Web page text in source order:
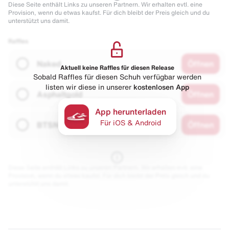
Diese Seite enthält Links zu unseren Partnern. Wir erhalten evtl. eine
Provision, wenn du etwas kaufst. Für dich bleibt der Preis gleich und du
unterstützt uns damit.
Naked
Asphaltgold
Aktuell keine Raffles für diesen Release
Sobald Raffles für diesen Schuh verfügbar werden
listen wir diese in unserer kostenlosen App
App herunterladen
Für iOS & Android